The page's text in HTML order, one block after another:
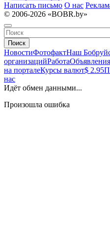
Написать письмо О нас
© 2006-2026 «BOBR.by»
Поиск
НовостиФотофактНаш
организацийРаботаОбъявления
на порталеКурсы валют$ 2.95
нас
Идёт обмен данными...
Произошла ошибка